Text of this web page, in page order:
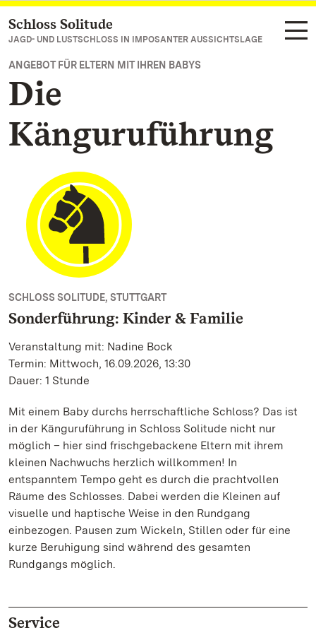
Zum Hauptinhalt springen
Schloss Solitude
JAGD- UND LUSTSCHLOSS IN IMPOSANTER AUSSICHTSLAGE
ANGEBOT FÜR ELTERN MIT IHREN BABYS
Die
Känguruführung
SCHLOSS SOLITUDE, STUTTGART
Sonderführung: Kinder & Familie
Veranstaltung mit: Nadine Bock
Termin: Mittwoch, 16.09.2026, 13:30
Dauer: 1 Stunde
Mit einem Baby durchs herrschaftliche Schloss? Das ist
in der Känguruführung in Schloss Solitude nicht nur
möglich – hier sind frischgebackene Eltern mit ihrem
kleinen Nachwuchs herzlich willkommen! In
entspanntem Tempo geht es durch die prachtvollen
Räume des Schlosses. Dabei werden die Kleinen auf
visuelle und haptische Weise in den Rundgang
einbezogen. Pausen zum Wickeln, Stillen oder für eine
kurze Beruhigung sind während des gesamten
Rundgangs möglich.
Service